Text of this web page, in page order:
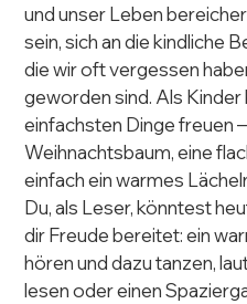
und unser Leben
sein, sich an die kindliche
die wir oft vergessen
geworden sind. Als Kinder
einfachsten Dinge freuen
Weihnachtsbaum, eine
einfach ein warmes
Du, als Leser, könntest
dir Freude bereitet: ein
hören und dazu tanzen,
lesen oder einen